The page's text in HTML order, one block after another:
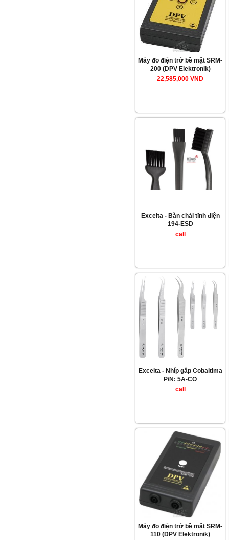
Máy đo điện trở bề mặt SRM-
200 (DPV Elektronik)
22,585,000 VND
Excelta - Bàn chải tĩnh điện
194-ESD
call
Excelta - Nhíp gắp Cobaltima
P/N: 5A-CO
call
Máy đo điện trở bề mặt SRM-
110 (DPV Elektronik)